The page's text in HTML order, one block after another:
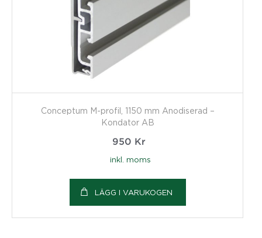
Conceptum M-profil, 1150 mm Anodiserad –
Kondator AB
950 Kr
inkl. moms
LÄGG I VARUKOGEN